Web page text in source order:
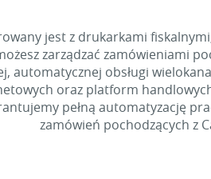
jest z drukarkami
zarządzać zamówieniami
automatycznej obsługi
oraz platform
pełną automatyzację
zamówień pochodzących z